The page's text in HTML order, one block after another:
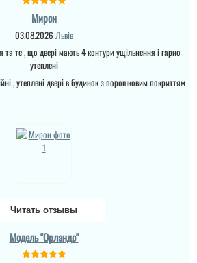
Артем
дизайн дверей, хороша
утеплення, присутній
корковий терморозрив....
Мирон
03.08.2026 Львів
те , що двері мають 4 контури ущільнення і гарно
утеплені
, утеплені двері в будинок з порошковим покриттям
Читать отзывы
Модель "Орландо"